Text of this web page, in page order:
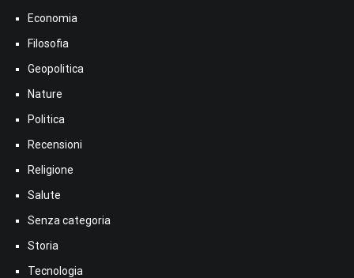
Economia
Filosofia
Geopolitica
Nature
Politica
Recensioni
Religione
Salute
Senza categoria
Storia
Tecnologia